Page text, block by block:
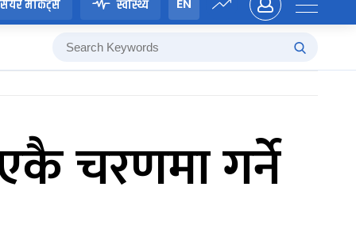
सेयर मार्केट्स स्वास्थ्य EN
चरणमा गर्ने